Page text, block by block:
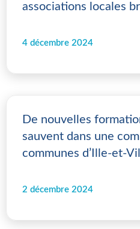
associations locales
4 décembre 2024
De nouvelles
sauvent dans une
communes d’Ille-et-
2 décembre 2024